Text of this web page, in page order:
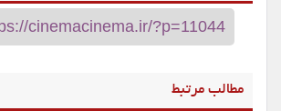
مطالب مرتبط